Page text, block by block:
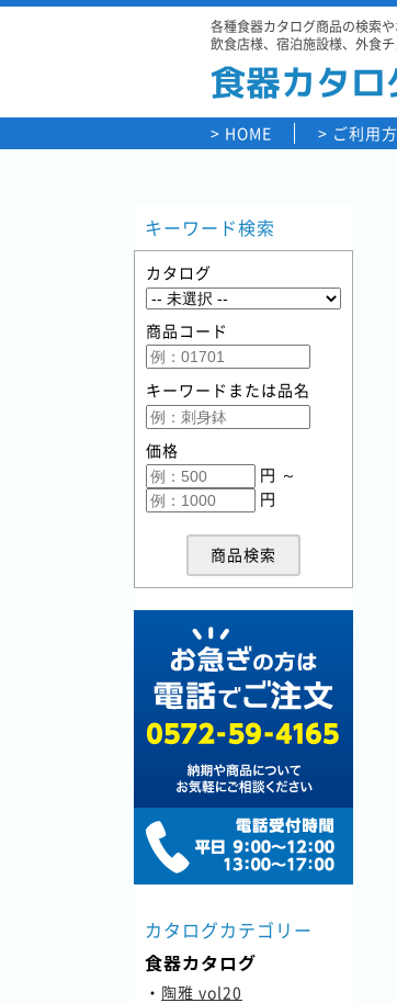
各種食器カタログ商品の検索
飲食店様、宿泊施設様、外食
食器カタ
HOME ご利用
キーワード検索
カタログ
商品コード
キーワードまたは品名
価格
円 ～
円
商品検索
カタログカテゴリー
食器カタログ
・ 陶雅 vol20